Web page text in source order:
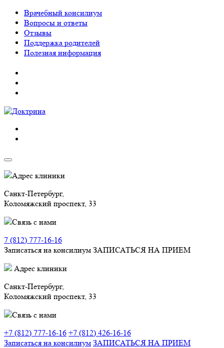
Врачебный консилиум
Вопросы и ответы
Отзывы
Поддержка родителей
Полезная информация
Адрес клиники
Санкт-Петербург,
Коломяжский проспект, 33
Связь с нами
7 (812) 777-16-16
Записаться на консилиум ЗАПИСАТЬСЯ НА ПРИЕМ
Адрес клиники
Санкт-Петербург,
Коломяжский проспект, 33
Связь с нами
+7 (812) 777-16-16 +7 (812) 426-16-16
Записаться на консилиум ЗАПИСАТЬСЯ НА ПРИЕМ